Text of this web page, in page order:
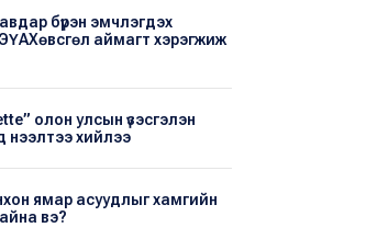
бүрэн эмчлэгдэх
аймагт хэрэгжиж
олон улсын үзэсгэлэн
нээлтээ хийлээ
ямар асуудлыг хамгийн
вэ?